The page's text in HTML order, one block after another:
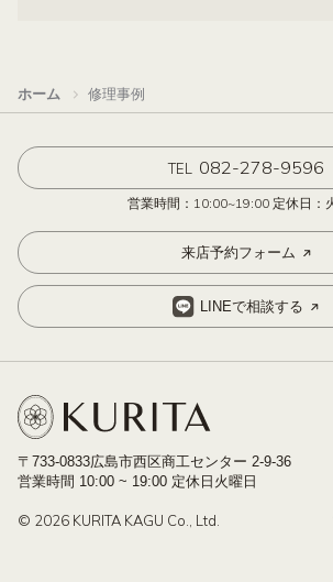
ホーム 修理事例
TEL 082-278-9596
営業時間：10:00~19:00 定休日：
来店予約フォーム
LINEで相談する
〒733-0833広島市西区商工センター 2-9-36
営業時間 10:00 ~ 19:00 定休日火曜日
© 2026 KURITA KAGU Co., Ltd.